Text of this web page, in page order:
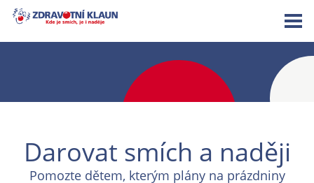
Darovat smích a naději
Pomozte dětem, kterým plány na prázdniny